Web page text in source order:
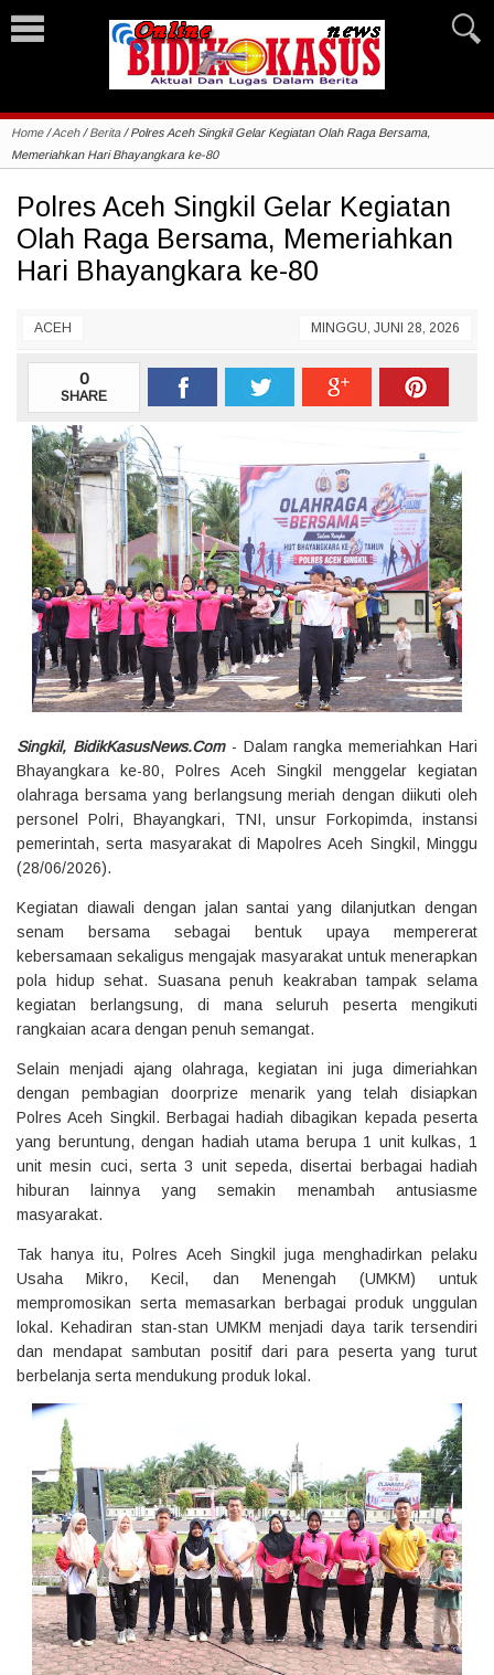
Home/Aceh/Berita/Polres Aceh Singkil Gelar Kegiatan Olah Raga Bersama,
Memeriahkan Hari Bhayangkara ke-80
Polres Aceh Singkil Gelar Kegiatan
Olah Raga Bersama, Memeriahkan
Hari Bhayangkara ke-80
ACEH MINGGU, JUNI 28, 2026
0
SHARE
Singkil, BidikKasusNews.Com- Dalam rangka memeriahkan Hari
Bhayangkara ke-80, Polres Aceh Singkil menggelar kegiatan
olahraga bersama yang berlangsung meriah dengan diikuti oleh
personel Polri, Bhayangkari, TNI, unsur Forkopimda, instansi
pemerintah, serta masyarakat di Mapolres Aceh Singkil, Minggu
(28/06/2026).
Kegiatan diawali dengan jalan santai yang dilanjutkan dengan
senam bersama sebagai bentuk upaya mempererat
kebersamaan sekaligus mengajak masyarakat untuk menerapkan
pola hidup sehat. Suasana penuh keakraban tampak selama
kegiatan berlangsung, di mana seluruh peserta mengikuti
rangkaian acara dengan penuh semangat.
Selain menjadi ajang olahraga, kegiatan ini juga dimeriahkan
dengan pembagian doorprize menarik yang telah disiapkan
Polres Aceh Singkil. Berbagai hadiah dibagikan kepada peserta
yang beruntung, dengan hadiah utama berupa 1 unit kulkas, 1
unit mesin cuci, serta 3 unit sepeda, disertai berbagai hadiah
hiburan lainnya yang semakin menambah antusiasme
masyarakat.
Tak hanya itu, Polres Aceh Singkil juga menghadirkan pelaku
Usaha Mikro, Kecil, dan Menengah (UMKM) untuk
mempromosikan serta memasarkan berbagai produk unggulan
lokal. Kehadiran stan-stan UMKM menjadi daya tarik tersendiri
dan mendapat sambutan positif dari para peserta yang turut
berbelanja serta mendukung produk lokal.